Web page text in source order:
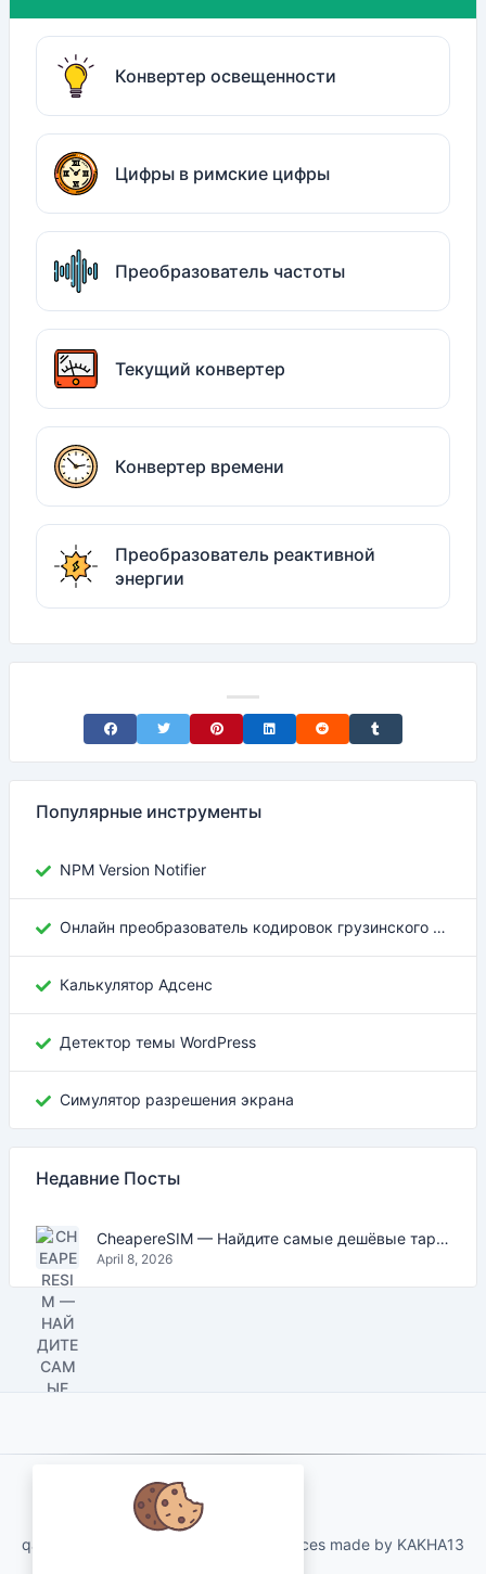
Конвертер освещенности
Цифры в римские цифры
Преобразователь частоты
Текущий конвертер
Конвертер времени
Преобразователь реактивной
энергии
Share on Facebook
Share on TwitterShare on Pinterest
Share on LinkedIn
Share on RedditShare on Tumblr
Популярные инструменты
NPM Version Notifier
Онлайн преобразователь кодировок грузинского текста
Калькулятор Адсенс
Детектор темы WordPress
Симулятор разрешения экрана
Недавние Посты
CheapereSIM — Найдите самые дешёвые тарифы eSIM для путешествий в 2026
April 8, 2026
qartvelo.com free online tools and services made by KAKHA13